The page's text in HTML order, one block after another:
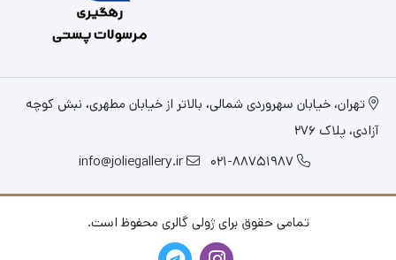
تهران، خیابان سهروردی شمالی، بالاتر از خیابان مطهری، نبش کوچه
آزادی، پلاک 276
021-88751987
info@joliegallery.ir
تمامی حقوق برای ژولی گالری محفوظ است.